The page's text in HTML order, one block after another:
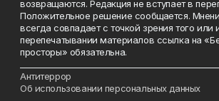
возвращаются. Редакция не вступает в
Положительное решение сообщается.
всегда совпадает с точкой зрения того или
перепечатывании материалов ссылка на
просторы» обязательна.
Антитеррор
Об использовании персональных данных